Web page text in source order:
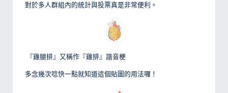
對於多人群組內的統計與投票真是非常便利。
『雞腿排』又稱作『雞排』諧音梗
多念幾次唸快一點就知道這個貼圖的用法囉！